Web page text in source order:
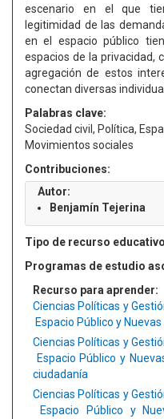
escenario en el que
legitimidad de las
en el espacio público
espacios de la privacidad,
agregación de estos
conectan diversas
Palabras clave:
Sociedad civil, Política,
Movimientos sociales
Contribuciones:
Autor:
Benjamín Tejerina
Tipo de recurso
Programas de estudio
Recurso para aprender:
Ciencias Políticas y
Espacio Público y
Ciencias Políticas y
Espacio Público y
ciudadanía
Ciencias Políticas y
Espacio Público y